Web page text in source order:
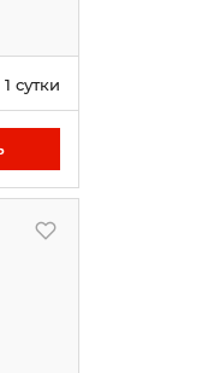
сутки